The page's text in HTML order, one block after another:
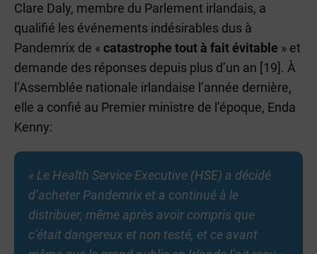
Clare Daly, membre du Parlement irlandais, a
qualifié les événements indésirables dus à
Pandemrix de « catastrophe tout à fait évitable » et
demande des réponses depuis plus d’un an [19]. À
l’Assemblée nationale irlandaise l’année dernière,
elle a confié au Premier ministre de l’époque, Enda
Kenny:
« Le Health Service Executive (HSE) a décidé
d’acheter Pandemrix et a continué à le
distribuer, même après avoir compris que
c’était dangereux et non testé, et ce avant